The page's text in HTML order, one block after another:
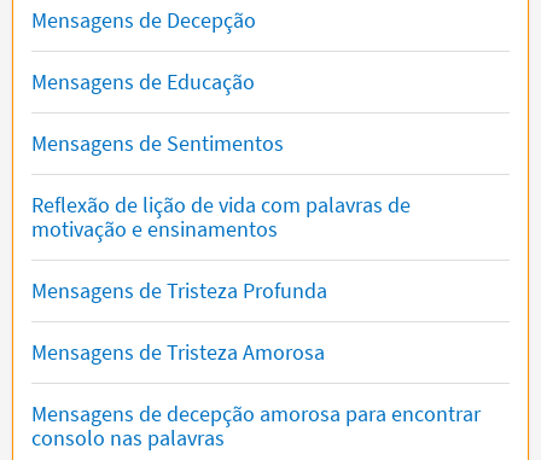
Mensagens de Decepção
Mensagens de Educação
Mensagens de Sentimentos
Reflexão de lição de vida com palavras de
motivação e ensinamentos
Mensagens de Tristeza Profunda
Mensagens de Tristeza Amorosa
Mensagens de decepção amorosa para encontrar
consolo nas palavras